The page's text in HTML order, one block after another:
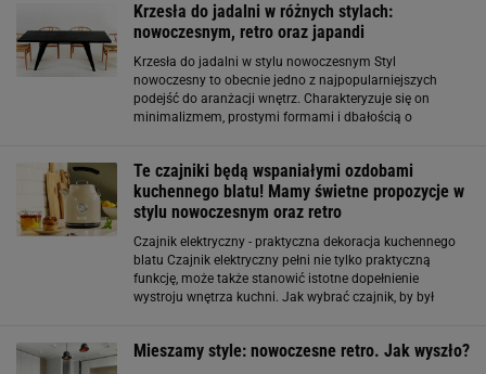
Krzesła do jadalni w różnych stylach:
nowoczesnym, retro oraz japandi
Krzesła do jadalni w stylu nowoczesnym Styl
nowoczesny to obecnie jedno z najpopularniejszych
podejść do aranżacji wnętrz. Charakteryzuje się on
minimalizmem, prostymi formami i dbałością o
Te czajniki będą wspaniałymi ozdobami
kuchennego blatu! Mamy świetne propozycje w
stylu nowoczesnym oraz retro
Czajnik elektryczny - praktyczna dekoracja kuchennego
blatu Czajnik elektryczny pełni nie tylko praktyczną
funkcję, może także stanowić istotne dopełnienie
wystroju wnętrza kuchni. Jak wybrać czajnik, by był
Mieszamy style: nowoczesne retro. Jak wyszło?